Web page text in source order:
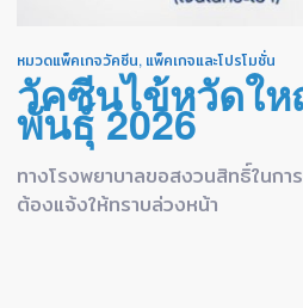
หมวดแพ็คเกจวัคซีน, แพ็คเกจและโปรโมชั่น
วัคซีนไข้หวัดใ
พันธุ์ 2026
ทางโรงพยาบาลขอสงวนสิทธิ์ในกา
ต้องแจ้งให้ทราบล่วงหน้า